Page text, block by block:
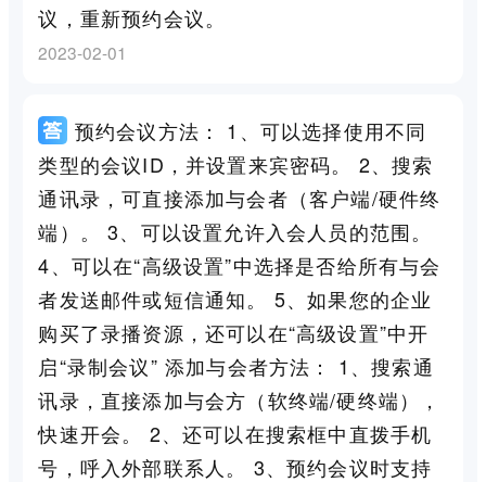
议，重新预约会议。
2023-02-01
预约会议方法： 1、可以选择使用不同
类型的会议ID，并设置来宾密码。 2、搜索
通讯录，可直接添加与会者（客户端/硬件终
端）。 3、可以设置允许入会人员的范围。
4、可以在“高级设置”中选择是否给所有与会
者发送邮件或短信通知。 5、如果您的企业
购买了录播资源，还可以在“高级设置”中开
启“录制会议” 添加与会者方法： 1、搜索通
讯录，直接添加与会方（软终端/硬终端），
快速开会。 2、还可以在搜索框中直拨手机
号，呼入外部联系人。 3、预约会议时支持